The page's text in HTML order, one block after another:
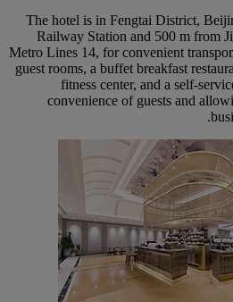
The hotel is in Fengtai District,
Railway Station and 500 m from
Metro Lines 14, for convenient
guest rooms, a buffet breakfast
fitness center, and a self-
convenience of guests and